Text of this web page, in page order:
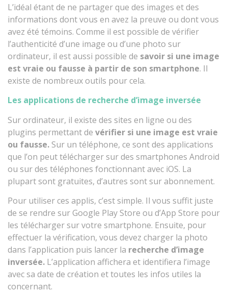
L’idéal étant de ne partager que des images et des
informations dont vous en avez la preuve ou dont vous
avez été témoins. Comme il est possible de vérifier
l’authenticité d’une image ou d’une photo sur
ordinateur, il est aussi possible de savoir si une image
est vraie ou fausse à partir de son smartphone. Il
existe de nombreux outils pour cela.
Les applications de recherche d’image inversée
Sur ordinateur, il existe des sites en ligne ou des
plugins permettant de vérifier si une image est vraie
ou fausse. Sur un téléphone, ce sont des applications
que l’on peut télécharger sur des smartphones Android
ou sur des téléphones fonctionnant avec iOS. La
plupart sont gratuites, d’autres sont sur abonnement.
Pour utiliser ces applis, c’est simple. Il vous suffit juste
de se rendre sur Google Play Store ou d’App Store pour
les télécharger sur votre smartphone. Ensuite, pour
effectuer la vérification, vous devez charger la photo
dans l’application puis lancer la recherche d’image
inversée. L’application affichera et identifiera l’image
avec sa date de création et toutes les infos utiles la
concernant.